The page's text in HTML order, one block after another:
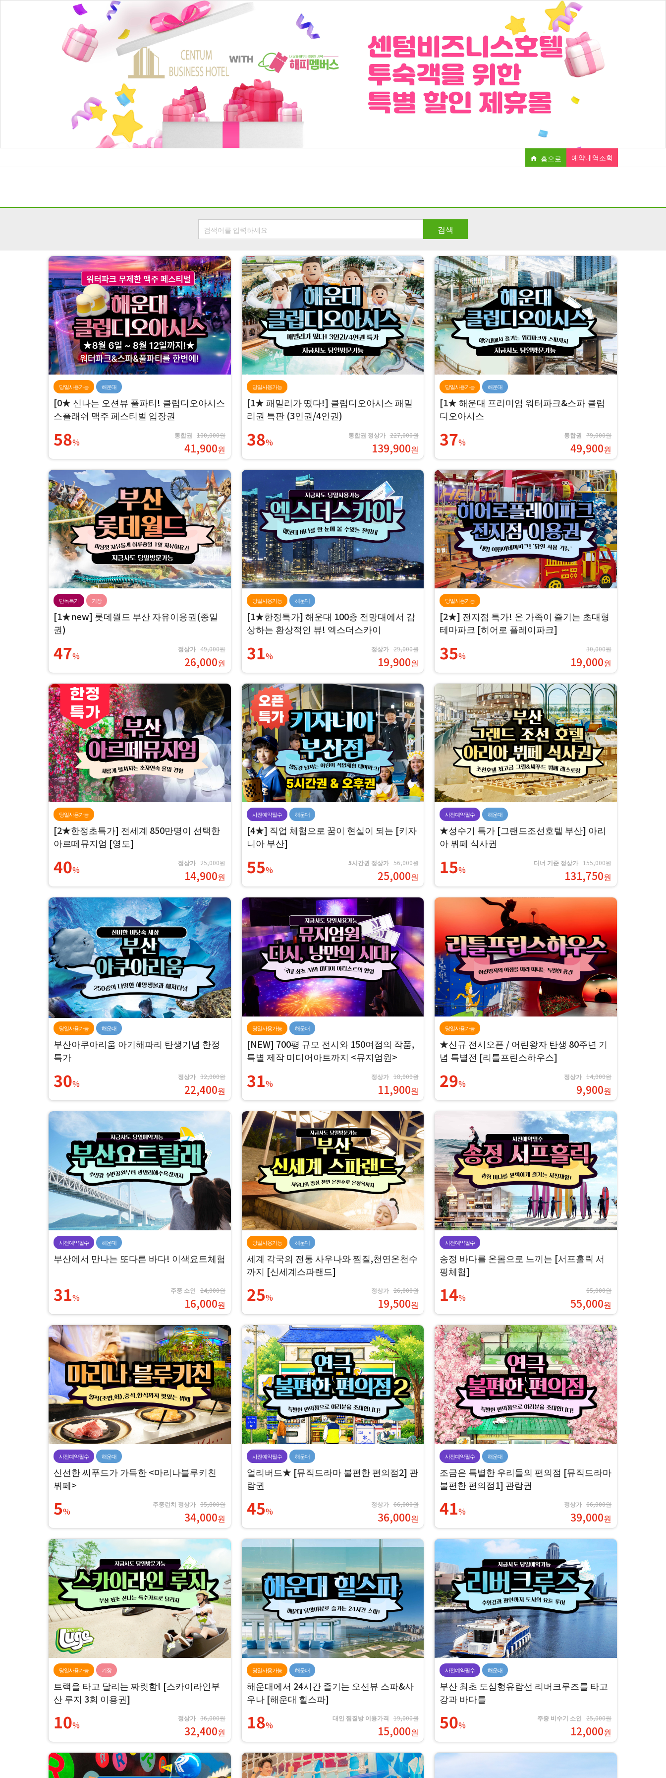
홈으로 예약내역조회
당일사용가능 해운대
[0★ 신나는 오션뷰 풀파티! 클럽디오아시스
스플래쉬 맥주 페스티벌 입장권
58%
통합권 100,000원
41,900원
당일사용가능
[1★ 패밀리가 떴다!] 클럽디오아시스 패밀
리권 특판 (3인권/4인권)
38%
통합권 정상가 227,000원
139,900원
당일사용가능 해운대
[1★ 해운대 프리미엄 워터파크&스파 클럽
디오아시스
37%
통합권 79,000원
49,900원
단독특가 기장
[1★new] 롯데월드 부산 자유이용권(종일
권)
47%
정상가 49,000원
26,000원
당일사용가능 해운대
[1★한정특가] 해운대 100층 전망대에서 감
상하는 환상적인 뷰! 엑스더스카이
31%
정상가 29,000원
19,900원
당일사용가능
[2★] 전지점 특가! 온 가족이 즐기는 초대형
테마파크 [히어로 플레이파크]
35%
30,000원
19,000원
당일사용가능
[2★한정초특가] 전세계 850만명이 선택한
아르떼뮤지엄 [영도]
40%
정상가 25,000원
14,900원
사전예약필수 해운대
[4★] 직업 체험으로 꿈이 현실이 되는 [키자
니아 부산]
55%
5시간권 정상가 56,000원
25,000원
사전예약필수 해운대
★성수기 특가 [그랜드조선호텔 부산] 아리
아 뷔페 식사권
15%
디너 기준 정상가 155,000원
131,750원
당일사용가능 해운대
부산아쿠아리움 아기해파리 탄생기념 한정
특가
30%
정상가 32,000원
22,400원
당일사용가능 해운대
[NEW] 700평 규모 전시와 150여점의 작품,
특별 제작 미디어아트까지 <뮤지엄원>
31%
정상가 18,000원
11,900원
당일사용가능
★신규 전시오픈 / 어린왕자 탄생 80주년 기
념 특별전 [리틀프린스하우스]
29%
정상가 14,000원
9,900원
사전예약필수 해운대
부산에서 만나는 또다른 바다! 이색요트체험
31%
주중 소인 24,000원
16,000원
당일사용가능 해운대
세계 각국의 전통 사우나와 찜질,천연온천수
까지 [신세계스파랜드]
25%
정상가 26,000원
19,500원
사전예약필수
송정 바다를 온몸으로 느끼는 [서프홀릭 서
핑체험]
14%
65,000원
55,000원
사전예약필수 해운대
신선한 씨푸드가 가득한 <마리나블루키친
뷔페>
5%
주중런치 정상가 35,800원
34,000원
사전예약필수 해운대
얼리버드★ [뮤직드라마 불편한 편의점2] 관
람권
45%
정상가 66,000원
36,000원
사전예약필수 해운대
조금은 특별한 우리들의 편의점 [뮤직드라마
불편한 편의점1] 관람권
41%
정상가 66,000원
39,000원
당일사용가능 기장
트랙을 타고 달리는 짜릿함! [스카이라인부
산 루지 3회 이용권]
10%
정상가 36,000원
32,400원
당일사용가능 해운대
해운대에서 24시간 즐기는 오션뷰 스파&사
우나 [해운대 힐스파]
18%
대인 찜질방 이용가격 19,000원
15,000원
사전예약필수 해운대
부산 최초 도심형유람선 리버크루즈를 타고
강과 바다를
50%
주중 비수기 소인 25,000원
12,000원